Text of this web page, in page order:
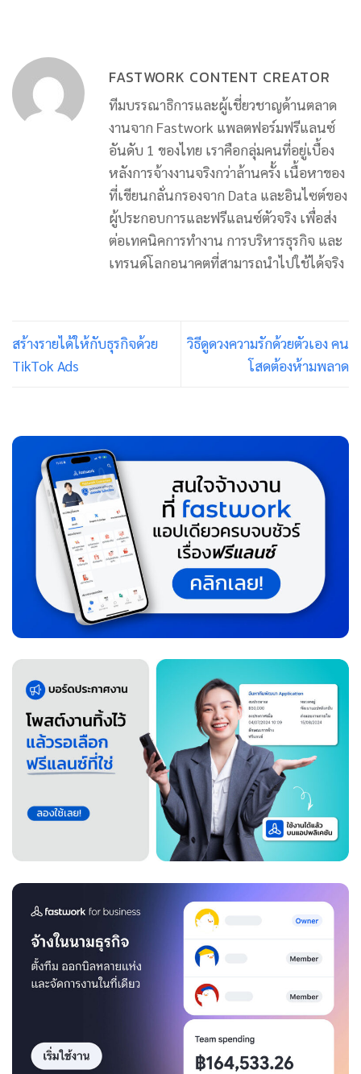
FASTWORK CONTENT CREATOR
ทีมบรรณาธิการและผู้เชี่ยวชาญด้านตลาด
งานจาก Fastwork แพลตฟอร์มฟรีแลนซ์
อันดับ 1 ของไทย เราคือกลุ่มคนที่อยู่เบื้อง
หลังการจ้างงานจริงกว่าล้านครั้ง เนื้อหาของ
ที่เขียนกลั่นกรองจาก Data และอินไซต์ของ
ผู้ประกอบการและฟรีแลนซ์ตัวจริง เพื่อส่ง
ต่อเทคนิคการทำงาน การบริหารธุรกิจ และ
เทรนด์โลกอนาคตที่สามารถนำไปใช้ได้จริง
สร้างรายได้ให้กับธุรกิจด้วย
TikTok Ads
วิธีดูดวงความรักด้วยตัวเอง คน
โสดต้องห้ามพลาด